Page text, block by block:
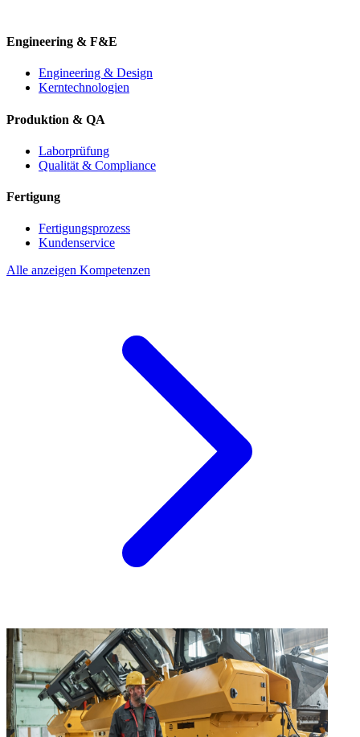
Engineering & F&E
Engineering & Design
Kerntechnologien
Produktion & QA
Laborprüfung
Qualität & Compliance
Fertigung
Fertigungsprozess
Kundenservice
Alle anzeigen Kompetenzen